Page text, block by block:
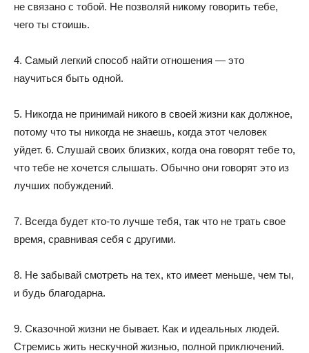
не связано с тобой. Не позволяй никому говорить тебе,
чего ты стоишь.
4. Самый легкий способ найти отношения — это
научиться быть одной.
5. Никогда не принимай никого в своей жизни как должное,
потому что ты никогда не знаешь, когда этот человек
уйдет. 6. Слушай своих близких, когда она говорят тебе то,
что тебе не хочется слышать. Обычно они говорят это из
лучших побуждений.
7. Всегда будет кто-то лучше тебя, так что не трать свое
время, сравнивая себя с другими.
8. Не забывай смотреть на тех, кто имеет меньше, чем ты,
и будь благодарна.
9. Сказочной жизни не бывает. Как и идеальных людей.
Стремись жить нескучной жизнью, полной приключений.